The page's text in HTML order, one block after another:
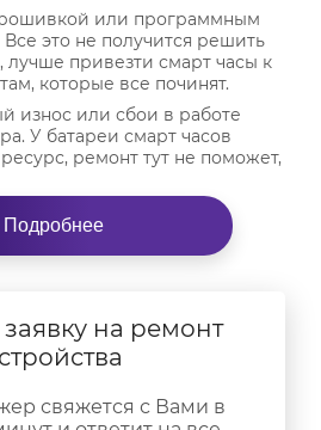
или программным
это не получится решить
привезти смарт часы к
которые все починят.
износ или сбои в работе
У батареи смарт часов
ремонт тут не поможет,
дисплее. Ремонт Эпл Вотч 9
если потрескался или
в результате падения,
что у ваших умных
проблемы?
следующим образом:
Подробнее
заявку на ремонт
свяжется с Вами в